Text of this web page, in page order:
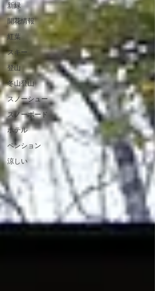
新緑
開花情報
紅葉
スキー
登山
冬山登山
スノーシュー
スノーボード
ホテル
ペンション
涼しい